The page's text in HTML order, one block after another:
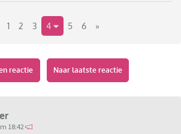
en carbamazepine maar nog is de
wat vloeibaar
1 2 3 4 5 6 »
reactie Naar laatste reactie
18:42